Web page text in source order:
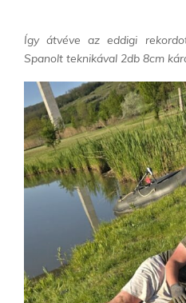
Így átvéve az eddigi
Spanolt teknikával 2db 8cm